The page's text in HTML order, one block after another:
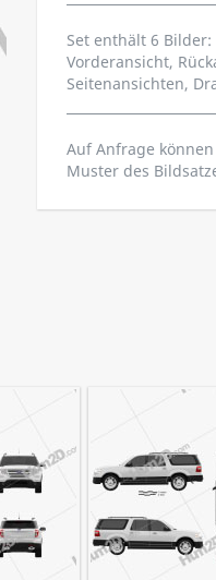
Set enthält 6
Vorderansicht,
Seitenansichten,
Auf Anfrage
Muster des